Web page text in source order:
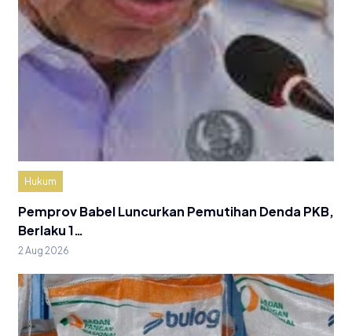
Hukum
Pemprov Babel Luncurkan Pemutihan Denda PKB,
Berlaku 1…
2 Aug 2026